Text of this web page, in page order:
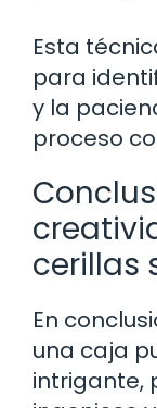
Esta
para
y la
proceso
cerillas
En
una caja
intrigante,